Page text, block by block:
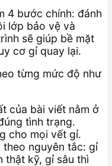
4 bước chính: đánh
lớp bảo vệ và
sẽ giúp bề mặt
cơ gỉ quay lại.
của bài viết nằm ở
tình trạng.
cho mọi vết gỉ.
nguyên tắc: gỉ
thật kỹ, gỉ sâu thì